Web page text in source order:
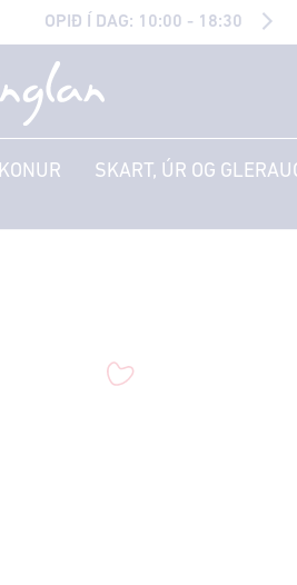
OPIÐ Í DAG: 10:00 - 18:30
KONUR SKART, ÚR OG